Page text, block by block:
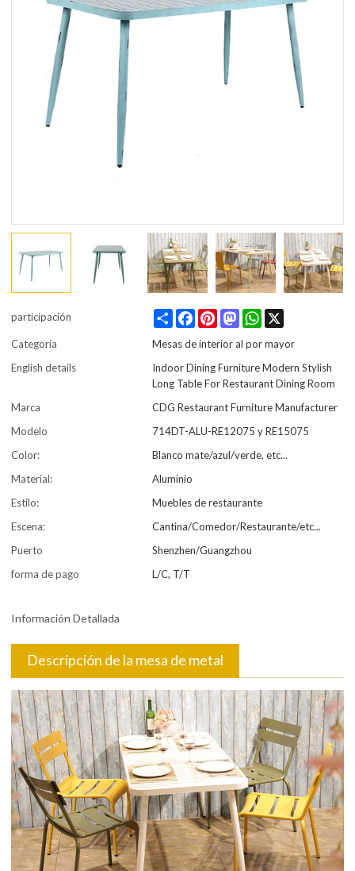
participación Share FacebookPinterestMastodonWhatsApp
Categoría
Mesas de interior al por mayor
English details
Indoor Dining Furniture Modern Stylish
Long Table For Restaurant Dining Room
Marca
CDG Restaurant Furniture Manufacturer
Modelo
714DT-ALU-RE12075 y RE15075
Color:
Blanco mate/azul/verde, etc...
Material:
Aluminio
Estilo:
Muebles de restaurante
Escena:
Cantina/Comedor/Restaurante/etc...
Puerto
Shenzhen/Guangzhou
forma de pago
L/C, T/T
Información Detallada
Descripción de la mesa de metal